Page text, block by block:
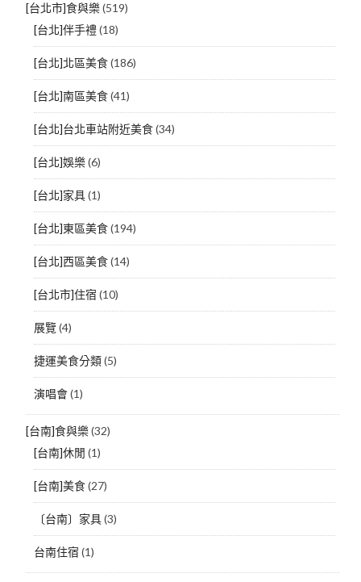
[台北市]食與樂(519)
[台北]伴手禮(18)
[台北]北區美食(186)
[台北]南區美食(41)
[台北]台北車站附近美食(34)
[台北]娛樂(6)
[台北]家具(1)
[台北]東區美食(194)
[台北]西區美食(14)
[台北市]住宿 (10)
展覽(4)
捷運美食分類(5)
演唱會(1)
[台南]食與樂(32)
[台南]休閒 (1)
[台南]美食(27)
〔台南〕家具(3)
台南住宿 (1)